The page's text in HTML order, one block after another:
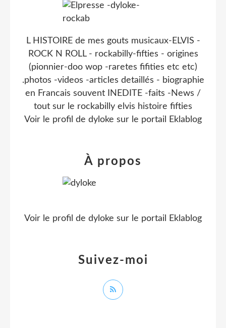
L HISTOIRE de mes gouts musicaux-ELVIS -
ROCK N ROLL - rockabilly-fifties - origines
(pionnier-doo wop -raretes fifities etc etc)
.photos -videos -articles detaillés - biographie
en Francais souvent INEDITE -faits -News /
tout sur le rockabilly elvis histoire fifties
Voir le profil de dyloke sur le portail Eklablog
Suivez-moi
À propos
Voir le profil de dyloke sur le portail Eklablog